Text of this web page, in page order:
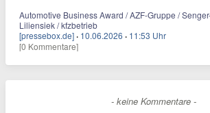
Automotive Business Award / AZF-Gruppe /
Liliensiek / kfzbetrieb
[pressebox.de] · 10.06.2026 · 11:53 Uhr
[0 Kommentare]
- keine Kommentare -